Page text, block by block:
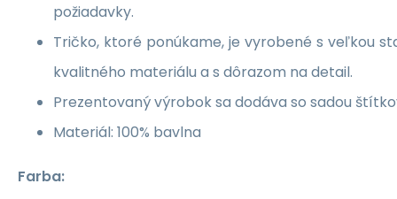
požiadavky.
Tričko, ktoré ponúkame, je vyrobené s veľkou
kvalitného materiálu a s dôrazom na detail.
Prezentovaný výrobok sa dodáva so sadou
Materiál: 100% bavlna
Farba: